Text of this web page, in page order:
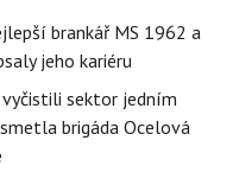
brankář MS 1962 a
jeho kariéru
sektor jedním
brigáda Ocelová